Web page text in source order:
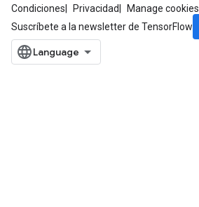
Condiciones Privacidad
Manage cookies
Suscríbete a la newsletter de TensorFlow